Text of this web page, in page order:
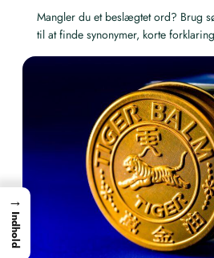
Mangler du et beslægtet ord? Brug
til at finde synonymer, korte
→
Indhold